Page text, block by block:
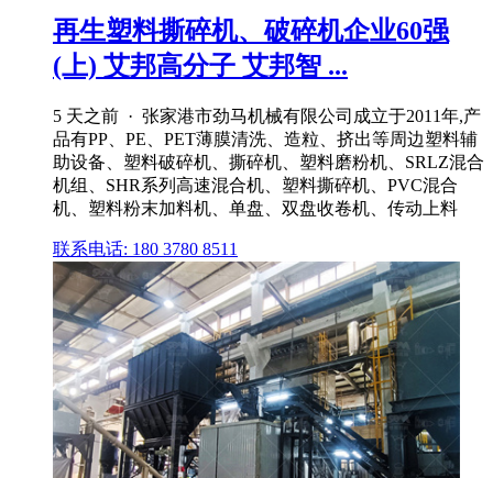
再生塑料撕碎机、破碎机企业60强
(上) 艾邦高分子 艾邦智 ...
5 天之前 · 张家港市劲马机械有限公司成立于2011年,产
品有PP、PE、PET薄膜清洗、造粒、挤出等周边塑料辅
助设备、塑料破碎机、撕碎机、塑料磨粉机、SRLZ混合
机组、SHR系列高速混合机、塑料撕碎机、PVC混合
机、塑料粉末加料机、单盘、双盘收卷机、传动上料
联系电话: 180 3780 8511